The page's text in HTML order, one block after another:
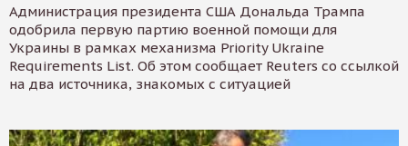
Администрация президента США Дональда Трампа
одобрила первую партию военной помощи для
Украины в рамках механизма Priority Ukraine
Requirements List. Об этом сообщает Reuters со ссылкой
на два источника, знакомых с ситуацией